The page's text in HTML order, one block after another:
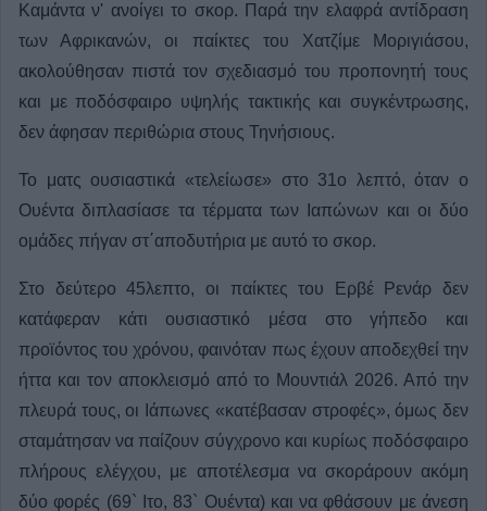
Καμάντα ν' ανοίγει το σκορ. Παρά την ελαφρά αντίδραση
των Αφρικανών, οι παίκτες του Χατζίμε Μοριγιάσου,
ακολούθησαν πιστά τον σχεδιασμό του προπονητή τους
και με ποδόσφαιρο υψηλής τακτικής και συγκέντρωσης,
δεν άφησαν περιθώρια στους Τηνήσιους.
Το ματς ουσιαστικά «τελείωσε» στο 31ο λεπτό, όταν ο
Ουέντα διπλασίασε τα τέρματα των Ιαπώνων και οι δύο
ομάδες πήγαν στ΄αποδυτήρια με αυτό το σκορ.
Στο δεύτερο 45λεπτο, οι παίκτες του Ερβέ Ρενάρ δεν
κατάφεραν κάτι ουσιαστικό μέσα στο γήπεδο και
προϊόντος του χρόνου, φαινόταν πως έχουν αποδεχθεί την
ήττα και τον αποκλεισμό από το Μουντιάλ 2026. Από την
πλευρά τους, οι Ιάπωνες «κατέβασαν στροφές», όμως δεν
σταμάτησαν να παίζουν σύγχρονο και κυρίως ποδόσφαιρο
πλήρους ελέγχου, με αποτέλεσμα να σκοράρουν ακόμη
δύο φορές (69` Ιτο, 83` Ουέντα) και να φθάσουν με άνεση